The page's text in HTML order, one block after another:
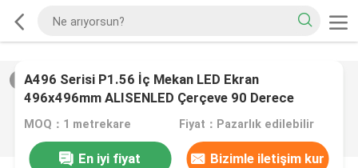
/0
A496 Serisi P1.56 İç Mekan LED Ekran
496x496mm ALISENLED Çerçeve 90 Derece
Ekleme Döküm Alüminyum Dolap
MOQ：1 metrekare Fiyat：Pazarlık edilebilir
En iyi fiyat
Bizimle iletişim kur